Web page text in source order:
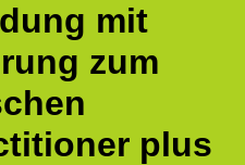
mit
zum
plus